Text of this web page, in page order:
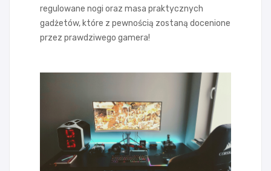
regulowane nogi oraz masa praktycznych
gadżetów, które z pewnością zostaną docenione
przez prawdziwego gamera!